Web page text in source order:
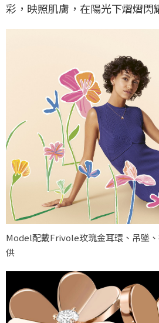
彩，映照肌膚，在陽光下熠熠閃
Model配戴Frivole玫瑰金耳環、吊墜
供